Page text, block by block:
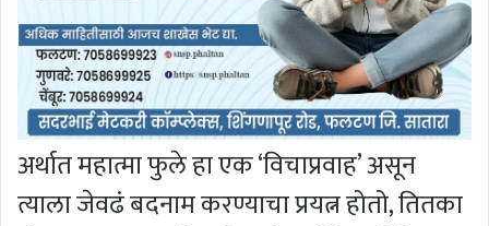
अर्थात महात्मा फुले हा एक ‘विचाप्रवाह’ असून
त्याला जेवढं बदनाम करण्याचा प्रयत्न होतो, तितका